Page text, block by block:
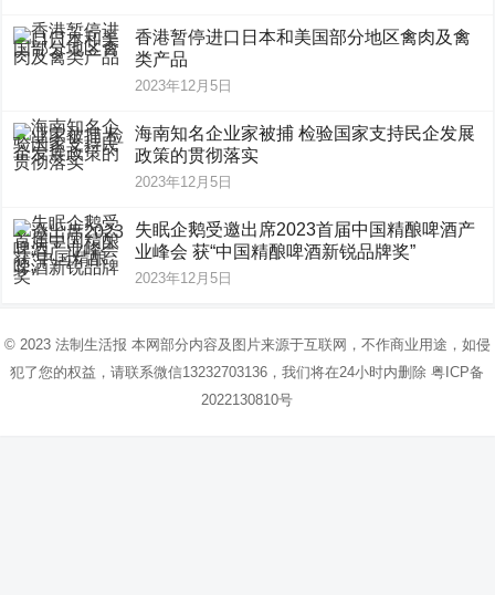
香港暂停进口日本和美国部分地区禽肉及禽
类产品
2023年12月5日
海南知名企业家被捕 检验国家支持民企发展
政策的贯彻落实
2023年12月5日
失眠企鹅受邀出席2023首届中国精酿啤酒产
业峰会 获“中国精酿啤酒新锐品牌奖”
2023年12月5日
© 2023 法制生活报 本网部分内容及图片来源于互联网，不作商业用途，如侵
犯了您的权益，请联系微信13232703136，我们将在24小时内删除粤ICP备
2022130810号